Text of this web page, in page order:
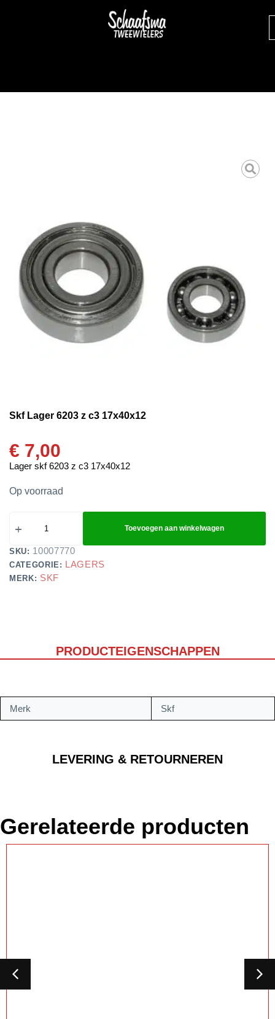
Skf Lager 6203 z c3 17x40x12
€ 7,00
Lager skf 6203 z c3 17x40x12
Op voorraad
Toevoegen aan winkelwagen
SKU: 10007770
CATEGORIE: LAGERS
MERK: SKF
PRODUCTEIGENSCHAPPEN
LEVERING & RETOURNEREN
Merk Skf
Gerelateerde producten